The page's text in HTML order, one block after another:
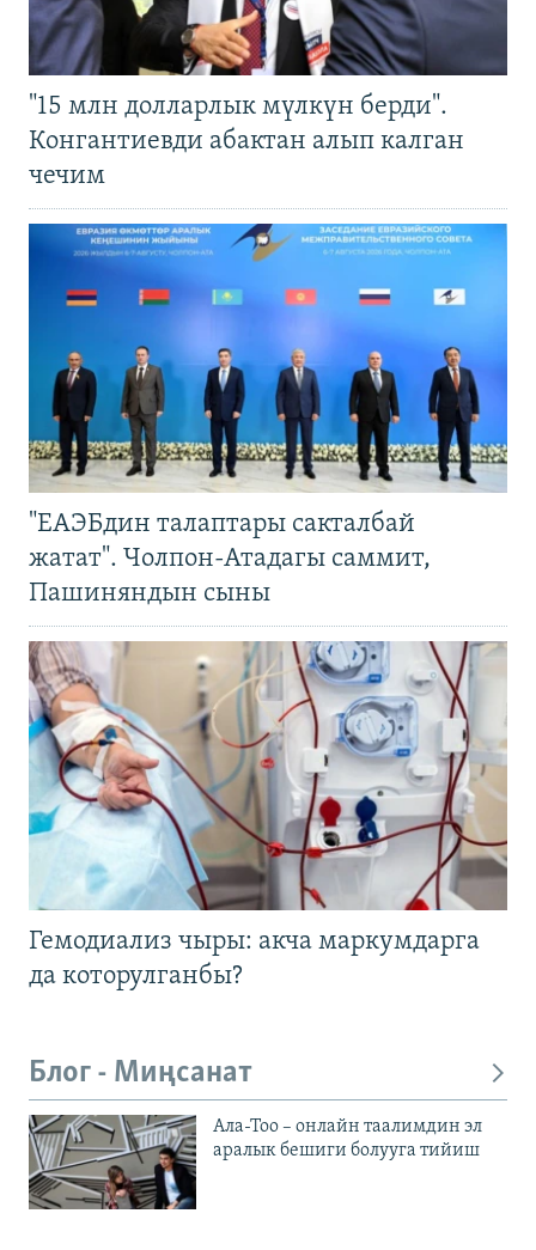
"15 млн долларлык мүлкүн берди".
Конгантиевди абактан алып калган
чечим
"ЕАЭБдин талаптары сакталбай
жатат". Чолпон-Атадагы саммит,
Пашиняндын сыны
Гемодиализ чыры: акча маркумдарга
да которулганбы?
Блог - Миңсанат
Ала-Тоо – онлайн таалимдин эл
аралык бешиги болууга тийиш